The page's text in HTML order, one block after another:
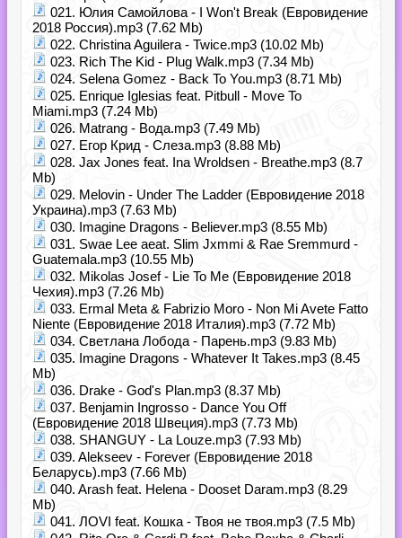
021. Юлия Самойлова - I Won't Break (Евровидение
2018 Россия).mp3 (7.62 Mb)
022. Christina Aguilera - Twice.mp3 (10.02 Mb)
023. Rich The Kid - Plug Walk.mp3 (7.34 Mb)
024. Selena Gomez - Back To You.mp3 (8.71 Mb)
025. Enrique Iglesias feat. Pitbull - Move To
Miami.mp3 (7.24 Mb)
026. Matrang - Вода.mp3 (7.49 Mb)
027. Егор Крид - Слеза.mp3 (8.88 Mb)
028. Jax Jones feat. Ina Wroldsen - Breathe.mp3 (8.7
Mb)
029. Melovin - Under The Ladder (Евровидение 2018
Украина).mp3 (7.63 Mb)
030. Imagine Dragons - Believer.mp3 (8.55 Mb)
031. Swae Lee аeat. Slim Jxmmi & Rae Sremmurd -
Guatemala.mp3 (10.55 Mb)
032. Mikolas Josef - Lie To Me (Евровидение 2018
Чехия).mp3 (7.26 Mb)
033. Ermal Meta & Fabrizio Moro - Non Mi Avete Fatto
Niente (Евровидение 2018 Италия).mp3 (7.72 Mb)
034. Светлана Лобода - Парень.mp3 (9.83 Mb)
035. Imagine Dragons - Whatever It Takes.mp3 (8.45
Mb)
036. Drake - God's Plan.mp3 (8.37 Mb)
037. Benjamin Ingrosso - Dance You Off
(Евровидение 2018 Швеция).mp3 (7.73 Mb)
038. SHANGUY - La Louze.mp3 (7.93 Mb)
039. Alekseev - Forever (Евровидение 2018
Беларусь).mp3 (7.66 Mb)
040. Arash feat. Helena - Dooset Daram.mp3 (8.29
Mb)
041. ЛОVI feat. Кошка - Твоя не твоя.mp3 (7.5 Mb)